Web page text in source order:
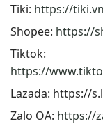
Tiki: https://
Shopee: https://
Tiktok:
https://
Lazada: https://
Zalo OA: https://